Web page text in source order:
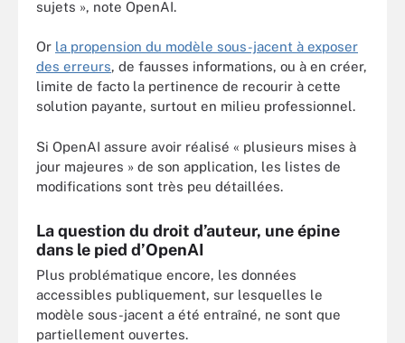
sujets », note OpenAI.
Or la propension du modèle sous-jacent à exposer
des erreurs, de fausses informations, ou à en créer,
limite de facto la pertinence de recourir à cette
solution payante, surtout en milieu professionnel.
Si OpenAI assure avoir réalisé « plusieurs mises à
jour majeures » de son application, les listes de
modifications sont très peu détaillées.
La question du droit d’auteur, une épine
dans le pied d’OpenAI
Plus problématique encore, les données
accessibles publiquement, sur lesquelles le
modèle sous-jacent a été entraîné, ne sont que
partiellement ouvertes.